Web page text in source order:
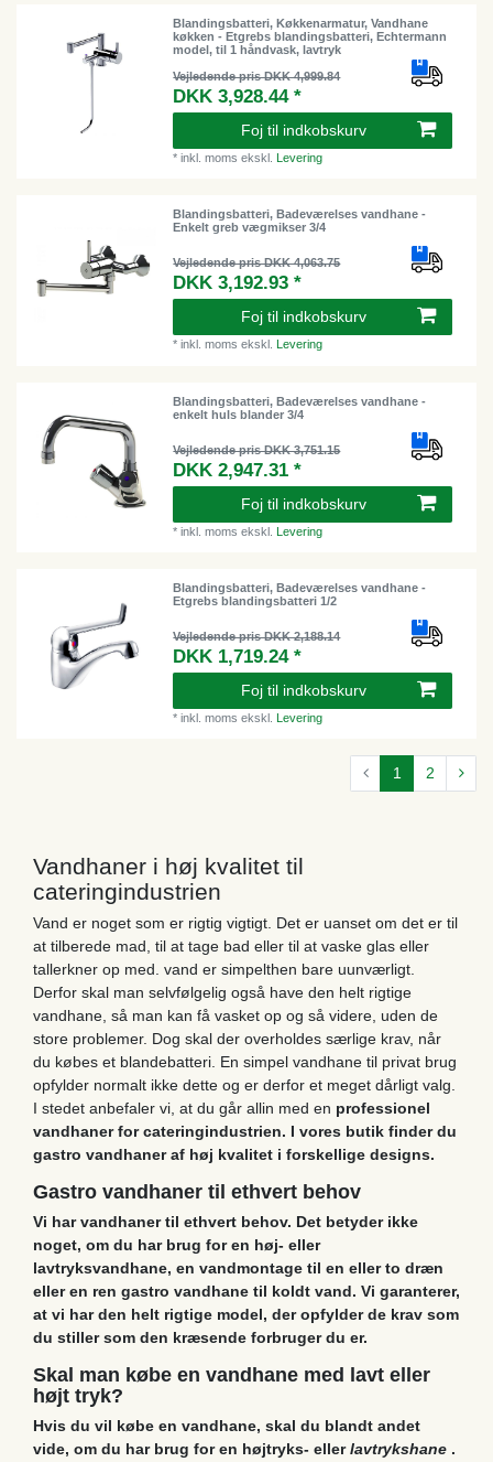
Blandingsbatteri, Køkkenarmatur, Vandhane
køkken - Etgrebs blandingsbatteri, Echtermann
model, til 1 håndvask, lavtryk
Vejledende pris DKK 4,999.84
DKK 3,928.44 *
Foj til indkobskurv
*inkl. moms ekskl.Levering
Blandingsbatteri, Badeværelses vandhane -
Enkelt greb vægmikser 3/4
Vejledende pris DKK 4,063.75
DKK 3,192.93 *
Foj til indkobskurv
*inkl. moms ekskl. Levering
Blandingsbatteri, Badeværelses vandhane -
enkelt huls blander 3/4
Vejledende pris DKK 3,751.15
DKK 2,947.31 *
Foj til indkobskurv
*inkl. moms ekskl.Levering
Blandingsbatteri, Badeværelses vandhane -
Etgrebs blandingsbatteri 1/2
Vejledende pris DKK 2,188.14
DKK 1,719.24 *
Foj til indkobskurv
*inkl. moms ekskl.Levering
1 2
Vandhaner i høj kvalitet til
cateringindustrien
Vand er noget som er rigtig vigtigt. Det er uanset om det er til
at tilberede mad, til at tage bad eller til at vaske glas eller
tallerkner op med. vand er simpelthen bare uunværligt.
Derfor skal man selvfølgelig også have den helt rigtige
vandhane, så man kan få vasket op og så videre, uden de
store problemer. Dog skal der overholdes særlige krav, når
du købes et blandebatteri. En simpel vandhane til privat brug
opfylder normalt ikke dette og er derfor et meget dårligt valg.
I stedet anbefaler vi, at du går allin med en professionel
vandhaner for cateringindustrien. I vores butik finder du
gastro vandhaner af høj kvalitet i forskellige designs.
Gastro vandhaner til ethvert behov
Vi harvandhanertil ethvert behov. Det betyder ikke
noget, om du har brug for en høj- eller
lavtryksvandhane, en vandmontage til en eller to dræn
eller en ren gastro vandhane til koldt vand. Vi garanterer,
at vi har den helt rigtige model, der opfylder de krav som
du stiller som den kræsende forbruger du er.
Skal man købe en vandhane med lavt eller
højt tryk?
Hvis du vil købe en vandhane, skal du blandt andet
vide, om du har brug for en højtryks- ellerlavtrykshane .